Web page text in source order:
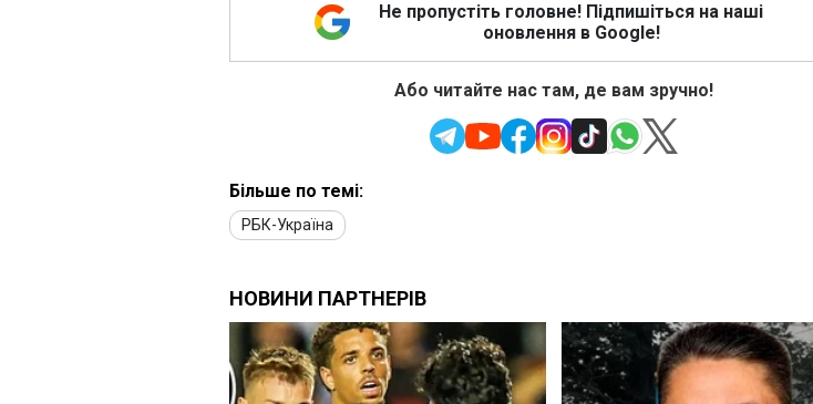
Не пропустіть головне! Підпишіться на наші
оновлення в Google!
Або читайте нас там, де вам зручно!
Більше по темі:
РБК-Україна